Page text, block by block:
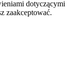
dotyczącymi
zaakceptować.